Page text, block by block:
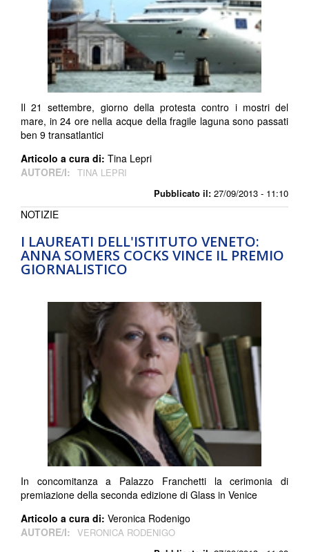
Pubblicato il: 27/09/2013 - 11:10
Il 21 settembre, giorno della protesta contro i mostri del
mare, in 24 ore nella acque della fragile laguna sono passati
ben 9 transatlantici
Articolo a cura di: Tina Lepri
AUTORE/I: TINA LEPRI
I LAUREATI DELL'ISTITUTO VENETO:
ANNA SOMERS COCKS VINCE IL PREMIO
GIORNALISTICO
NOTIZIE
In concomitanza a Palazzo Franchetti la cerimonia di
premiazione della seconda edizione di Glass in Venice
Articolo a cura di: Veronica Rodenigo
AUTORE/I: VERONICA RODENIGO